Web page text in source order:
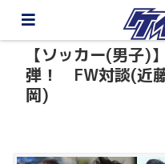
【ソッカー(男子)
弾！ FW対談(近
岡)